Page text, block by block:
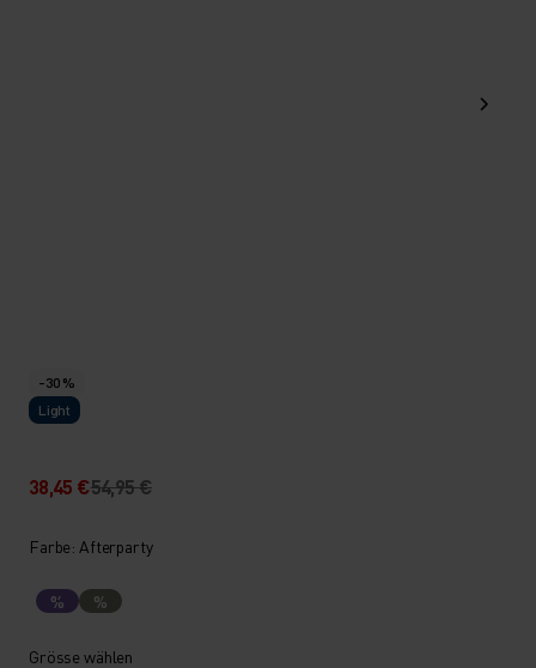
-30 %
Light
38,45 €54,95 €
Farbe: Afterparty
% %
Grösse wählen